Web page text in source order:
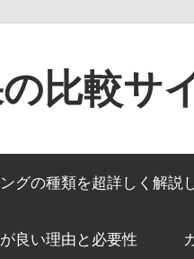
比較サ
グの種類を超詳しく解説
良い理由と必要性